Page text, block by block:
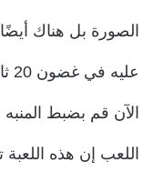
الصورة بل هناك
الآن قم بضبط
اللعب إن هذه